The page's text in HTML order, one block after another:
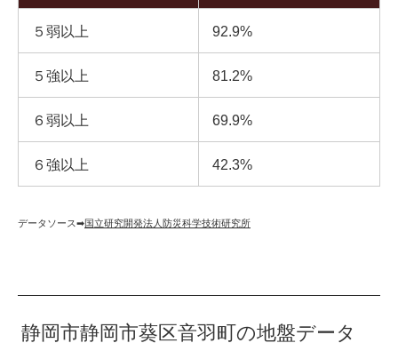
５弱以上 92.9%
５強以上 81.2%
６弱以上 69.9%
６強以上 42.3%
データソース➡︎国立研究開発法人防災科学技術研究所
静岡市静岡市葵区音羽町の地盤データ